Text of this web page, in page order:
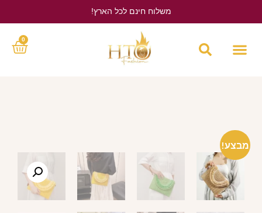
משלוח חינם לכל הארץ!
0
מבצע!